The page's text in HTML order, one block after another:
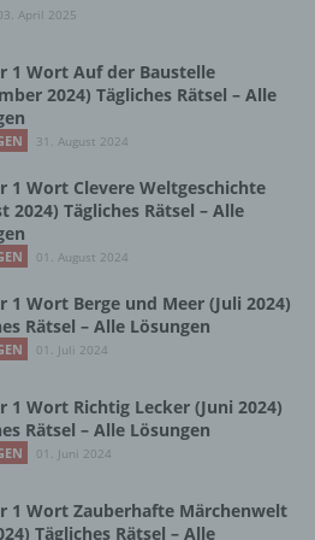
April 2025
1 Wort Auf der Baustelle
2024) Tägliches Rätsel – Alle
31. August 2024
1 Wort Clevere Weltgeschichte
2024) Tägliches Rätsel – Alle
01. August 2024
1 Wort Berge und Meer (Juli 2024)
Rätsel – Alle Lösungen
01. Juli 2024
1 Wort Richtig Lecker (Juni 2024)
Rätsel – Alle Lösungen
01. Juni 2024
1 Wort Zauberhafte Märchenwelt
Tägliches Rätsel – Alle
ist jede identifizierte oder
natürliche Person, deren
Daten von dem für die
verarbeitet
jeder mit oder ohne Hilfe
Verfahren ausgeführte
solche Vorgangsreihe im
mit personenbezogenen
das Erfassen, die
Ordnen, die Speicherung,
Veränderung, das
die Verwendung,
durch Übermittlung,
eine andere Form der